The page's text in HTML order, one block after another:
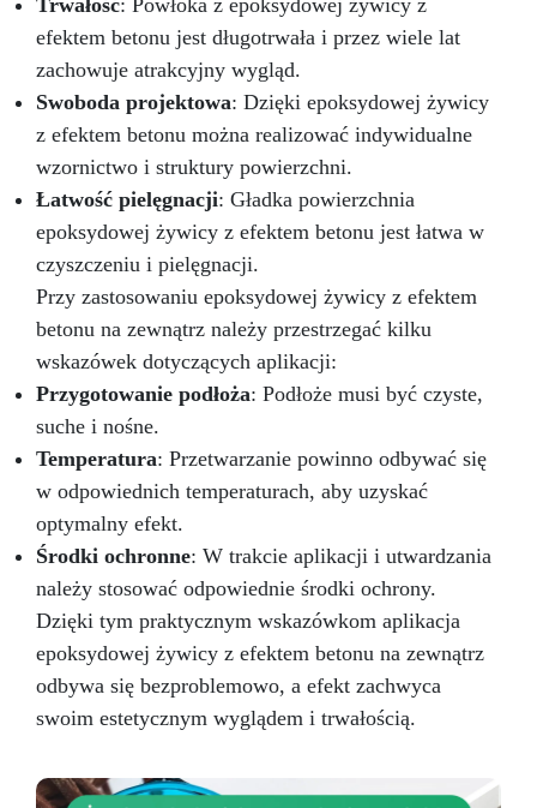
Trwałość: Powłoka z epoksydowej żywicy z
efektem betonu jest długotrwała i przez wiele lat
zachowuje atrakcyjny wygląd.
Swoboda projektowa: Dzięki epoksydowej żywicy
z efektem betonu można realizować indywidualne
wzornictwo i struktury powierzchni.
Łatwość pielęgnacji: Gładka powierzchnia
epoksydowej żywicy z efektem betonu jest łatwa w
czyszczeniu i pielęgnacji.
Przy zastosowaniu epoksydowej żywicy z efektem
betonu na zewnątrz należy przestrzegać kilku
wskazówek dotyczących aplikacji:
Przygotowanie podłoża: Podłoże musi być czyste,
suche i nośne.
Temperatura: Przetwarzanie powinno odbywać się
w odpowiednich temperaturach, aby uzyskać
optymalny efekt.
Środki ochronne: W trakcie aplikacji i utwardzania
należy stosować odpowiednie środki ochrony.
Dzięki tym praktycznym wskazówkom aplikacja
epoksydowej żywicy z efektem betonu na zewnątrz
odbywa się bezproblemowo, a efekt zachwyca
swoim estetycznym wyglądem i trwałością.